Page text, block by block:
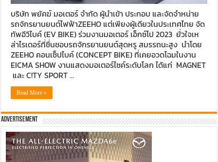
บริษัท พยัคฆ์ มอเตอร์ จำกัด ผู้นำเข้า ประกอบ และจัดจำหน่าย
รถจักรยานยนต์ไฟฟ้าZEEHO แต่เพียงผู้เดียวในประเทศไทย จัด
ทัพอีวีไบค์ (EV BIKE) ร่วมงานมอเตอร์ เอ็กซ์โป 2023 ยั่วใจเห
ล่าไรเดอร์ที่ชื่นชอบรถจักรยานยนต์สุดหรู สมรรถนะสูง นำโดย
ZEEHO คอนเซ็ปไบค์ (CONCEPT BIKE) ที่เคยอวดโฉมในงาน
EICMA SHOW งานแสดงมอเตอร์ไซค์ระดับโลก ได้แก่ MAGNET
และ C!TY SPORT …
Read More »
Advertisement